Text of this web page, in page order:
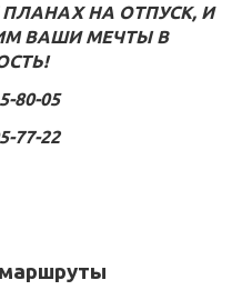
НА ОТПУСК, И
ВАШИ МЕЧТЫ В
80-05
77-22